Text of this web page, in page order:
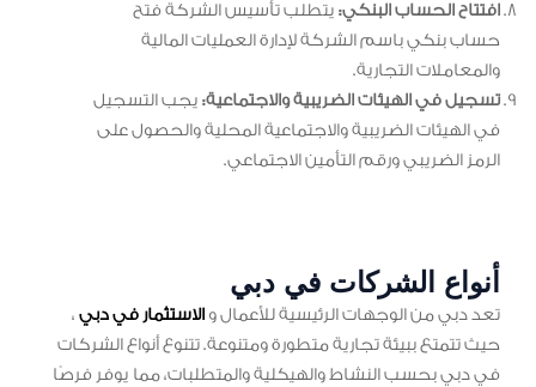
افتتاح الحساب البنكي: يتطلب تأسيس الشركة فتح
حساب بنكي باسم الشركة لإدارة العمليات المالية
والمعاملات التجارية.
تسجيل في الهيئات الضريبية والاجتماعية: يجب التسجيل
في الهيئات الضريبية والاجتماعية المحلية والحصول على
الرمز الضريبي ورقم التأمين الاجتماعي.
أنواع الشركات في دبي
تعد دبي من الوجهات الرئيسية للأعمال و الاستثمار في دبي ،
حيث تتمتع ببيئة تجارية متطورة ومتنوعة. تتنوع أنواع الشركات
في دبي بحسب النشاط والهيكلية والمتطلبات، مما يوفر فرصًا